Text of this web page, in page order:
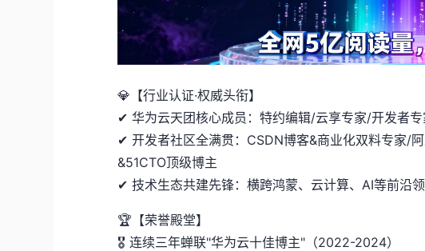
💎【行业认证·权威头衔】
✔ 华为云天团核心成员：特约编辑/云享专家/开发者
✔ 开发者社区全满贯：CSDN博客&商业化双料专家/
&51CTO顶级博主
✔ 技术生态共建先锋：横跨鸿蒙、云计算、AI等前沿
🏆【荣誉殿堂】
🎖 连续三年蝉联"华为云十佳博主"（2022-2024）